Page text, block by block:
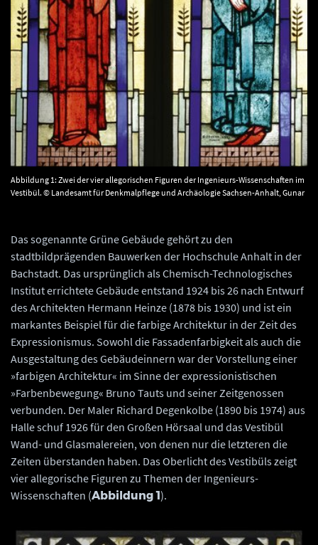
Abbildung 1: Zwei der vier allegorischen Figuren der Ingenieurs-Wissenschaften im
Vestibül. © Landesamt für Denkmalpflege und Archäologie Sachsen-Anhalt, Gunar
Das sogenannte Grüne Gebäude gehört zu den
stadtbildprägenden Bauwerken der Hochschule Anhalt in der
Bachstadt. Das ursprünglich als Chemisch-Technologisches
Institut errichtete Gebäude entstand 1924 bis 26 nach Entwurf
des Architekten Hermann Heinze (1878 bis 1930) und ist ein
markantes Beispiel für die farbige Architektur in der Zeit des
Expressionismus. Sowohl die Fassadenfarbigkeit als auch die
Ausgestaltung des Gebäudeinnern war der Vorstellung einer
»farbigen Architektur« im Sinne der expressionistischen
»Farbenbewegung« Bruno Tauts und seiner Zeitgenossen
verbunden. Der Maler Richard Degenkolbe (1890 bis 1974) aus
Halle schuf 1926 für den Großen Hörsaal und das Vestibül
Wand- und Glasmalereien, von denen nur die letzteren die
Zeiten überstanden haben. Das Oberlicht des Vestibüls zeigt
vier allegorische Figuren zu Themen der Ingenieurs-
Wissenschaften (Abbildung 1 ).